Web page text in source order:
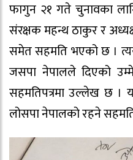
फागुन २१ गते चुनावका
संरक्षक महन्थ ठाकुर र
समेत सहमति भएको छ ।
जसपा नेपालले दिएको
सहमतिपत्रमा उल्लेख छ ।
लोसपा नेपालको रहने